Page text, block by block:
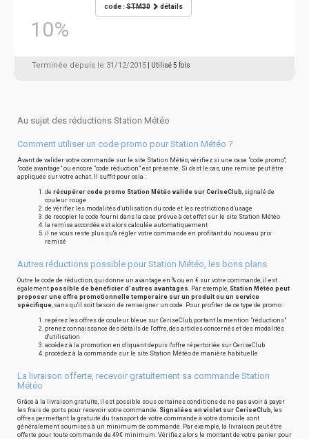
10%
code :STM30 détails
Terminée depuis le 31/12/2015 | Utilisé 5 fois
Au sujet des réductions Station Météo
Comment utiliser un code promo pour Station Météo ?
Avant de valider votre commande sur le site Station Météo, vérifiez si une case "code promo",
"code avantage" ou encore "code réduction" est présente. Si c'est le cas, une remise peut être
appliquée sur votre achat. Il suffit pour cela :
de récupérer code promo Station Météo valide sur CeriseClub, signalé de
couleur rouge
de vérifier les modalités d'utilisation du code et les restrictions d'usage
de recopier le code fourni dans la case prévue à cet effet sur le site Station Météo
la remise accordée est alors calculée automatiquement
il ne vous reste plus qu'à régler votre commande en profitant du nouveau prix
remisé
Autres réductions possible pour Station Météo, les bons plans
Outre le code de réduction, qui donne un avantage en % ou en € sur votre commande, il est
également possible de bénéficier d'autres avantages. Par exemple, Station Météo peut
proposer une offre promotionnelle temporaire sur un produit ou un service
spécifique, sans qu'il soit besoin de renseigner un code. Pour profiter de ce type de promo :
repérez les offres de couleur bleue sur CeriseClub, portant la mention "réductions"
prenez connaissance des détails de l'offre, des articles concernés et des modalités
d'utilisation
accédez à la promotion en cliquant depuis l'offre répertoriée sur CeriseClub
procédez à la commande sur le site Station Météo de manière habituelle
La livraison offerte, recevoir gratuitement sa commande Station
Météo
Grâce à la livraison gratuite, il est possible sous certaines conditions de ne pas avoir à payer
les frais de ports pour recevoir votre commande. Signalées en violet sur CeriseClub, les
offres permettant la gratuité du transport de votre commande à votre domicile sont
généralement soumises à un minimum de commande. Par exemple, la livraison peut être
offerte pour toute commande de 49€ minimum. Vérifiez alors le montant de votre panier pour